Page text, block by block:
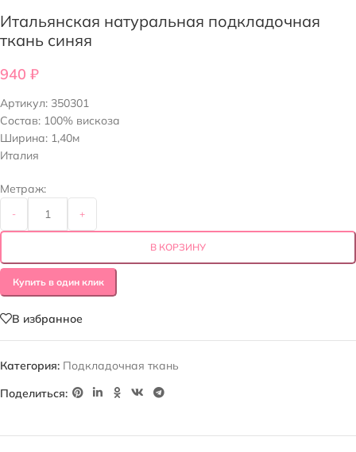
Итальянская натуральная подкладочная
ткань синяя
940 ₽
Артикул: 350301
Состав: 100% вискоза
Ширина: 1,40м
Италия
Метраж:
- +
В КОРЗИНУ
Купить в один клик
В избранное
Категория: Подкладочная ткань
Поделиться: